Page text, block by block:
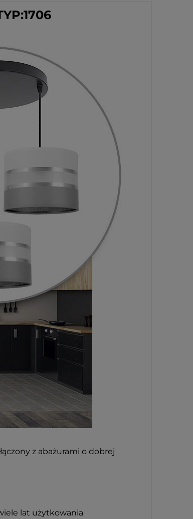
z abażurami o dobrej
lat użytkowania